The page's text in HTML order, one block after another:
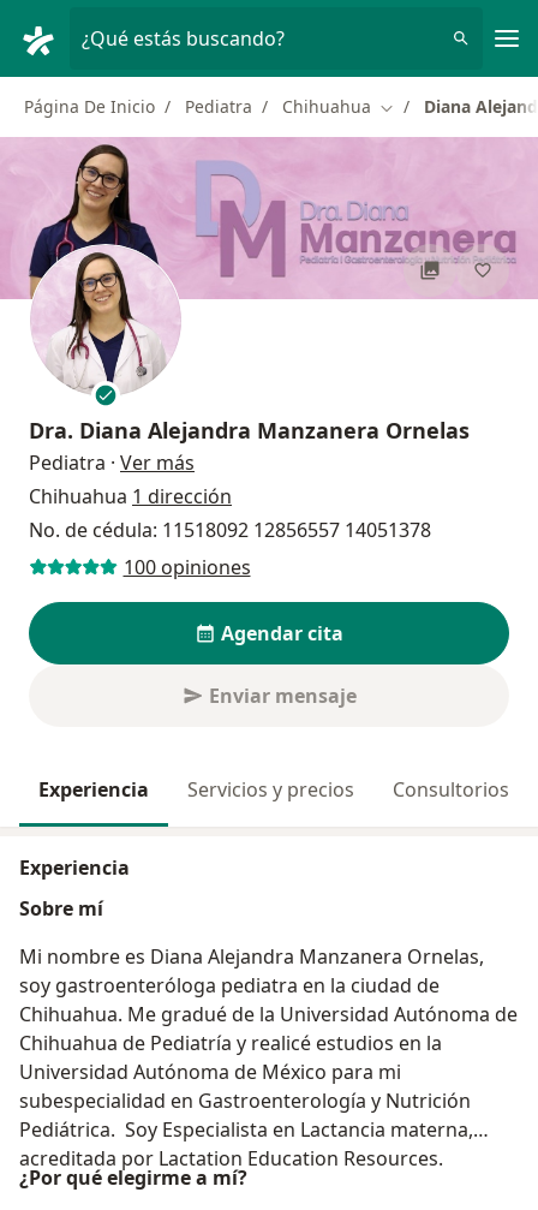
¿Qué estás buscando?
Página De Inicio Pediatra Chihuahua Cambiar de ciudad
Diana
Dra. Diana Alejandra Manzanera Ornelas
Pediatra · Ver más
Chihuahua 1 dirección
No. de cédula: 11518092 12856557 14051378
100 opiniones
Agendar cita
Enviar mensaje
Experiencia Servicios y precios Consultorios
Experiencia
Sobre mí
Mi nombre es Diana Alejandra Manzanera Ornelas,
soy gastroenteróloga pediatra en la ciudad de
Chihuahua. Me gradué de la Universidad Autónoma de
Chihuahua de Pediatría y realicé estudios en la
Universidad Autónoma de México para mi
subespecialidad en Gastroenterología y Nutrición
Pediátrica. Soy Especialista en Lactancia materna,
acreditada por Lactation Education Resources.
¿Por qué elegirme a mí?